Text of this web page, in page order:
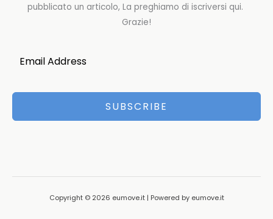
pubblicato un articolo, La preghiamo di iscriversi qui.
Grazie!
SUBSCRIBE
Copyright © 2026 eumove.it | Powered by eumove.it